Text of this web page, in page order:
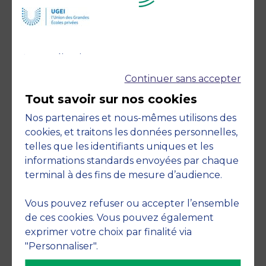
Accreditations
Engagements
Continuer sans accepter
Tout savoir sur nos cookies
Nos partenaires et nous-mêmes utilisons des
cookies, et traitons les données personnelles,
telles que les identifiants uniques et les
informations standards envoyées par chaque
terminal à des fins de mesure d’audience.
Vous pouvez refuser ou accepter l’ensemble
de ces cookies. Vous pouvez également
exprimer votre choix par finalité via
"Personnaliser".